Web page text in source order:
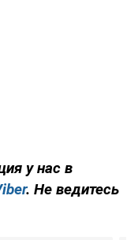
у нас в
. Не ведитесь